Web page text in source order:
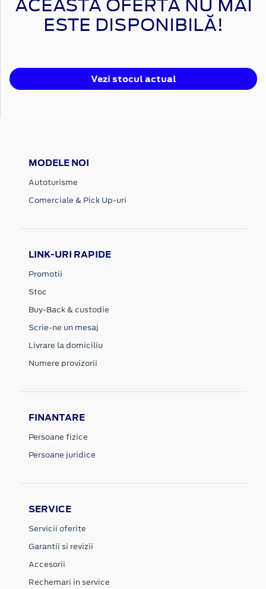
ESTE DISPONIBILĂ!
Vezi stocul actual
MODELE NOI
Autoturisme
Comerciale & Pick Up-uri
LINK-URI RAPIDE
Promotii
Stoc
Buy-Back & custodie
Scrie-ne un mesaj
Livrare la domiciliu
Numere provizorii
FINANTARE
Persoane fizice
Persoane juridice
SERVICE
Servicii oferite
Garantii si revizii
Accesorii
Rechemari in service